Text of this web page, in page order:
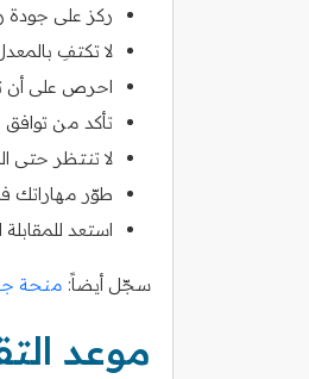
ركز على جودة
لا تكتفِ
احرص على أن
تأكد من توافق
لا تنتظر حتى
طوّر مهاراتك
استعد
سجّل أيضاً: منحة
موعد